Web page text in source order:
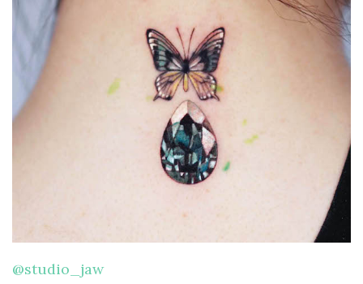
@studio_jaw